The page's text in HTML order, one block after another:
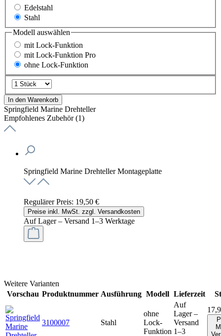
Edelstahl
Stahl
Modell auswählen
mit Lock-Funktion
mit Lock-Funktion Pro
ohne Lock-Funktion
In den Warenkorb
Springfield Marine Drehteller
Empfohlenes Zubehör (1)
Springfield Marine Drehteller Montageplatte
Regulärer Preis: 19,50 €
Preise inkl. MwSt. zzgl. Versandkosten
Auf Lager – Versand 1–3 Werktage
Weitere Varianten
Vorschau Produktnummer Ausführung Modell Lieferzeit
3100007 Stahl
ohne
Lock-
Funktion
Auf
Lager –
Versand
1–3